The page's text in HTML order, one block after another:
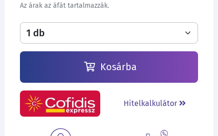
Az árak az áfát tartalmazzák.
Kosárba
Hitelkalkulátor